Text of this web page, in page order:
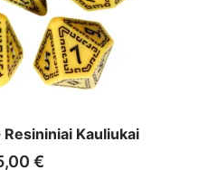
Resininiai Kauliukai
€